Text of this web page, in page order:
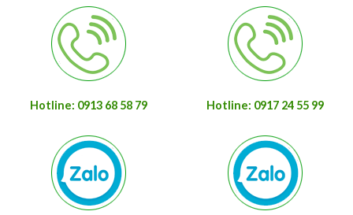
Hotline: 0913 68 58 79 Hotline: 0917 24 55 99